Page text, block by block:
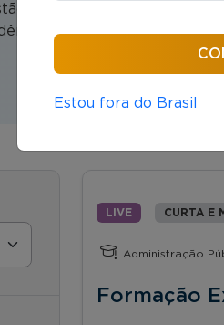
de políticas e serviços
e segurança pública.
LIVE CURTA E
Administração
Formação
Estou fora do Brasil